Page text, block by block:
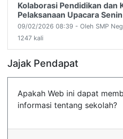
Kolaborasi Pendidikan dan
Pelaksanaan Upacara
09/02/2026 08:39 - Oleh SMP
1247 kali
Jajak Pendapat
Apakah Web ini dapat
informasi tentang sekolah?